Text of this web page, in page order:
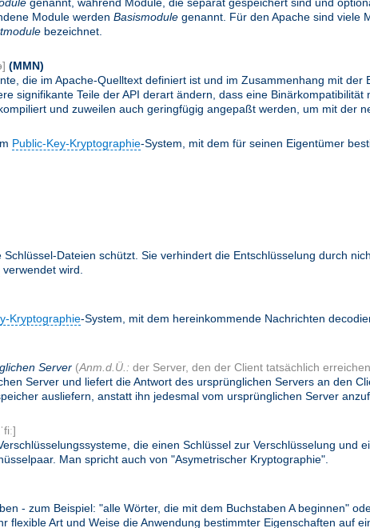
Module werden Basismodule genannt. Für den Apache sind viele
bezeichnet.
(MMN)
die im Apache-Quelltext definiert ist und im Zusammenhang mit
signifikante Teile der API derart ändern, dass eine
und zuweilen auch geringfügig angepaßt werden, um mit der
Public-Key-Kryptographie-System, mit dem für seinen Eigentümer
Dateien schützt. Sie verhindert die Entschlüsselung durch
verwendet wird.
Kryptographie-System, mit dem hereinkommende Nachrichten
Server (Anm.d.Ü.: der Server, den der Client tatsächlich
Server und liefert die Antwort des ursprünglichen Servers an den
ausliefern, anstatt ihn jedesmal vom ursprünglichen Server
die einen Schlüssel zur Verschlüsselung und
Man spricht auch von "Asymetrischer Kryptographie".
- zum Beispiel: "alle Wörter, die mit dem Buchstaben A beginnen"
flexible Art und Weise die Anwendung bestimmter Eigenschaften auf